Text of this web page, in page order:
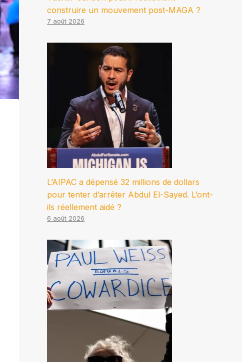
construire un mouvement post-MAGA ?
7 août 2026
L’AIPAC a dépensé 32 millions de dollars
pour tenter d’arrêter Abdul El-Sayed. L’ont-
ils réellement aidé ?
6 août 2026